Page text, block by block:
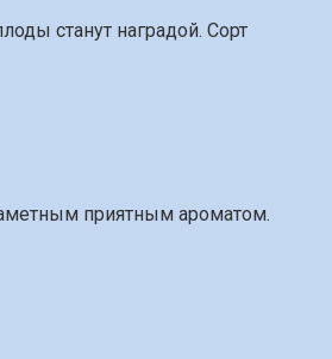
станут наградой. Сорт
приятным ароматом.